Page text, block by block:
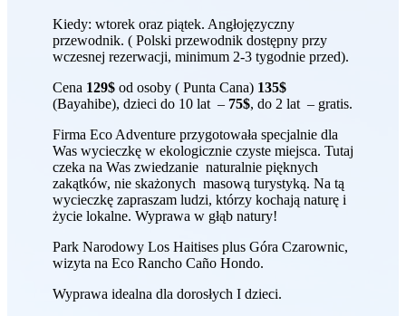
Kiedy: wtorek oraz piątek. Angłojęzyczny
przewodnik. ( Polski przewodnik dostępny przy
wczesnej rezerwacji, minimum 2-3 tygodnie przed).
Cena 129$ od osoby ( Punta Cana) 135$
(Bayahibe), dzieci do 10 lat – 75$, do 2 lat – gratis.
Firma Eco Adventure przygotowała specjalnie dla
Was wycieczkę w ekologicznie czyste miejsca. Tutaj
czeka na Was zwiedzanie naturalnie pięknych
zakątków, nie skażonych masową turystyką. Na tą
wycieczkę zapraszam ludzi, którzy kochają naturę i
życie lokalne. Wyprawa w głąb natury!
Park Narodowy Los Haitises plus Góra Czarownic,
wizyta na Eco Rancho Caño Hondo.
Wyprawa idealna dla dorosłych I dzieci.